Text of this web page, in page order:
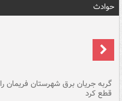
حوادث
گربه جریان برق شهرستان فریمان را
قطع کرد